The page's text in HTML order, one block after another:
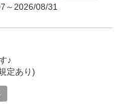
～2026/08/31
♪
定あり)
ト。